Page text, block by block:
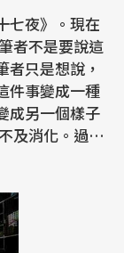
七夜》。現在
者只是想說，
件事變成一種
成另一個樣子